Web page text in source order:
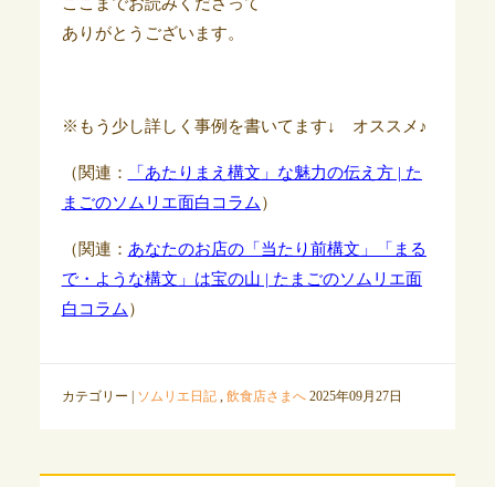
ここまでお読みくださって
ありがとうございます。
※もう少し詳しく事例を書いてます↓ オススメ♪
（関連：
「あたりまえ構文」な魅力の伝え方 | た
まごのソムリエ面白コラム）
（関連： あなたのお店の「当たり前構文」「まる
で・ような構文」は宝の山 | たまごのソムリエ面
白コラム）
カテゴリー | ソムリエ日記, 飲食店さまへ 2025年09月27日